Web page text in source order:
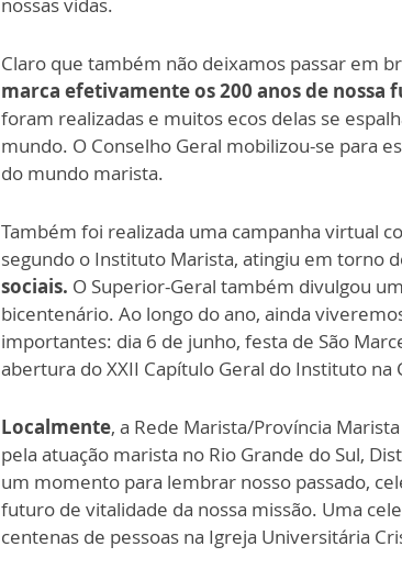
Claro que também não deixamos passar em
marca efetivamente os 200 anos de nossa
foram realizadas e muitos ecos delas se
mundo. O Conselho Geral mobilizou-se para
do mundo marista.
Também foi realizada uma campanha virtual
segundo o Instituto Marista, atingiu em torno
sociais. O Superior-Geral também divulgou
bicentenário. Ao longo do ano, ainda
importantes: dia 6 de junho, festa de São
abertura do XXII Capítulo Geral do Instituto na
Localmente, a Rede Marista/Província
pela atuação marista no Rio Grande do Sul,
um momento para lembrar nosso passado,
futuro de vitalidade da nossa missão. Uma
centenas de pessoas na Igreja Universitária